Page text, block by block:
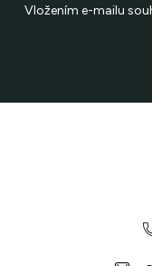
Vložením e-mailu